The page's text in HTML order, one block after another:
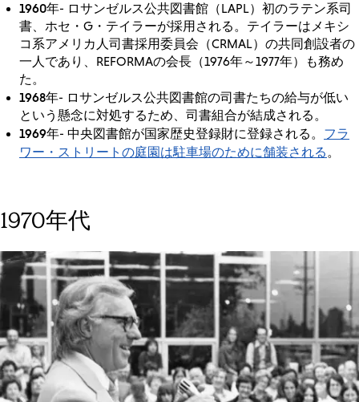
1960年- ロサンゼルス公共図書館（LAPL）初のラテン系司
書、ホセ・G・テイラーが採用される。テイラーはメキシ
コ系アメリカ人司書採用委員会（CRMAL）の共同創設者の
一人であり、REFORMAの会長（1976年～1977年）も務め
た。
1968年- ロサンゼルス公共図書館の司書たちの給与が低い
という懸念に対処するため、司書組合が結成される。
1969年- 中央図書館が国家歴史登録財に登録される。 フラ
ワー・ストリートの庭園は駐車場のために舗装される 。
1970年代